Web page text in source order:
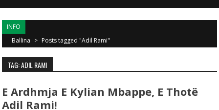
INFO
Ballina > Posts tagged "Adil Rami"
TAG: ADIL RAMI
E Ardhmja E Kylian Mbappe, E Thotë
Adil Rami!